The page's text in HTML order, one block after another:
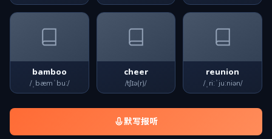
bamboo
/ˌbæmˈbuː/
cheer
/tʃɪə(r)/
reunion
/ˌriːˈjuːniən/
默写报听